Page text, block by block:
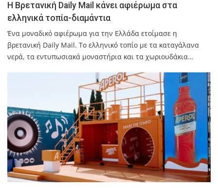
Η Βρετανική Daily Mail κάνει αφιέρωμα στα
ελληνικά τοπία-διαμάντια
Ένα μοναδικό αφιέρωμα για την Ελλάδα ετοίμασε η
βρετανική Daily Mail. Το ελληνικό τοπίο με τα καταγάλανα
νερά, τα εντυπωσιακά μοναστήρια και τα χωριουδάκια…